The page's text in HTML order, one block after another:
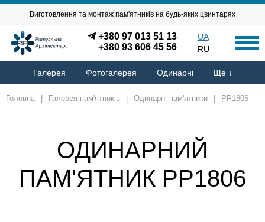
Виготовлення та монтаж пам'ятників на будь-яких цвинтарях
+380 97 013 51 13
+380 93 606 45 56
UA
RU
Галерея Фотогалерея Одинарні Ще ↓
Головна Галерея пам'ятників Одинарні пам'ятники PP1806
ОДИНАРНИЙ
ПАМ'ЯТНИК PP1806